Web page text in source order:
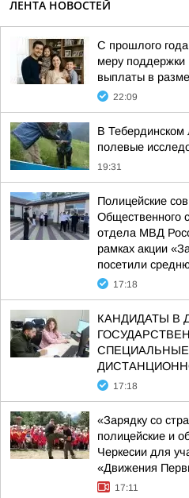
ЛЕНТА НОВОСТЕЙ
С прошлого
меру
выплаты в
22:09
В Тебердинском
полевые
19:31
Полицейские
Общественного
отдела МВД
рамках акции
посетили
17:18
КАНДИДАТЫ В
17:18
«Зарядку со
полицейские и
Черкесии для
«Движения
17:11